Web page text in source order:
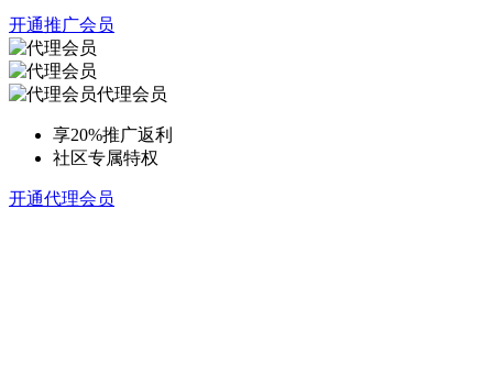
开通推广会员
代理会员
享20%推广返利
社区专属特权
开通代理会员